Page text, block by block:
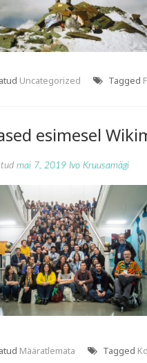
Uncategorized Tagged
esimesel
mai 7, 2019 Ivo Kruusamägi
Määratlemata Tagged